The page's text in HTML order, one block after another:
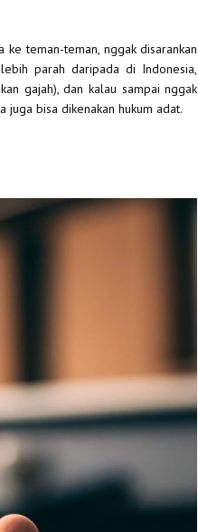
teman-teman, nggak disarankan
parah daripada di Indonesia,
gajah), dan kalau sampai nggak
juga bisa dikenakan hukum adat.